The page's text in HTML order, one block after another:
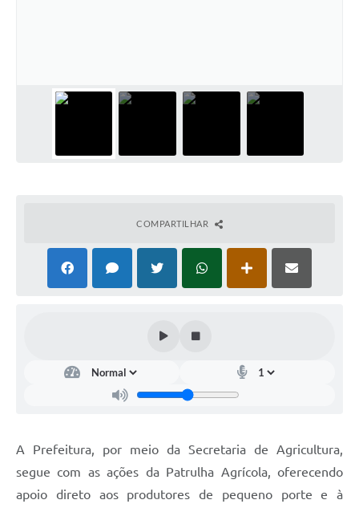
COMPARTILHAR
A Prefeitura, por meio da Secretaria de Agricultura,
segue com as ações da Patrulha Agrícola, oferecendo
apoio direto aos produtores de pequeno porte e à